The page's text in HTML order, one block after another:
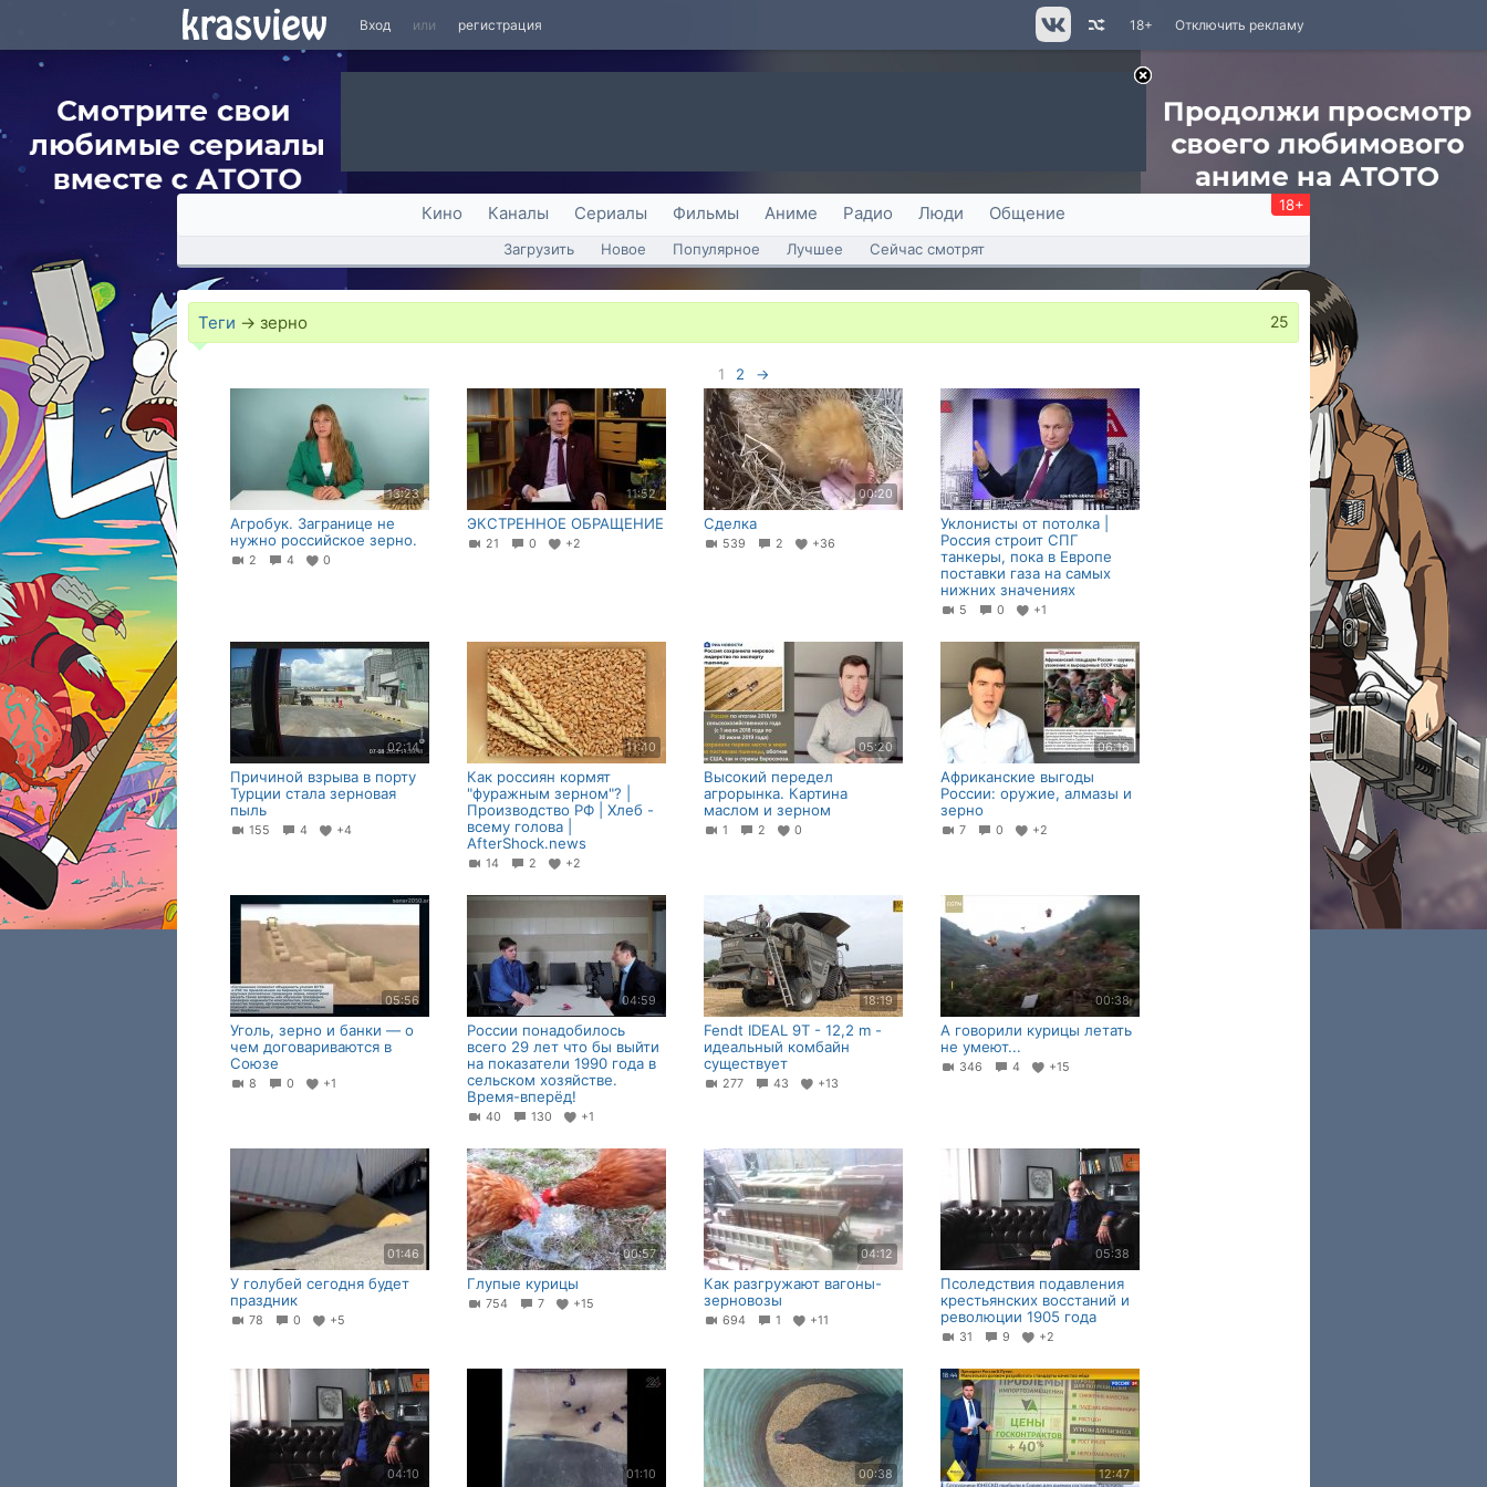
Вход или регистрация Отключить рекламу
18+
Кино Каналы Сериалы Фильмы Аниме Радио Люди Общение 18+
Загрузить Новое Популярное Лучшее Сейчас смотрят
Теги → зерно 25
1 2 →
13:23
Агробук. Загранице не
нужно российское зерно.
2 4 0
11:52
ЭКСТРЕННОЕ ОБРАЩЕНИЕ
21 0 +2
00:20
Сделка
539 2 +36
18:35
Уклонисты от потолка |
Россия строит СПГ
танкеры, пока в Европе
поставки газа на самых
нижних значениях
5 0 +1
02:14
Причиной взрыва в порту
Турции стала зерновая
пыль
155 4 +4
11:40
Как россиян кормят
"фуражным зерном"? |
Производство РФ | Хлеб -
всему голова |
AfterShock.news
14 2 +2
05:20
Высокий передел
агрорынка. Картина
маслом и зерном
1 2 0
06:16
Африканские выгоды
России: оружие, алмазы и
зерно
7 0 +2
05:56
Уголь, зерно и банки — о
чем договариваются в
Союзе
8 0 +1
04:59
России понадобилось
всего 29 лет что бы выйти
на показатели 1990 года в
сельском хозяйстве.
Время-вперёд!
40 130 +1
18:19
Fendt IDEAL 9T - 12,2 m -
идеальный комбайн
существует
277 43 +13
00:38
А говорили курицы летать
не умеют...
346 4 +15
01:46
У голубей сегодня будет
праздник
78 0 +5
00:57
Глупые курицы
754 7 +15
04:12
Как разгружают вагоны-
зерновозы
694 1 +11
05:38
Псоледствия подавления
крестьянских восстаний и
революции 1905 года
31 9 +2
04:10 01:10 00:38 12:47